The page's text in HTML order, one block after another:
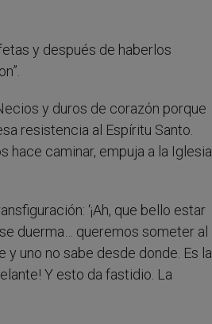
y después de haberlos
y duros de corazón porque
resistencia al Espíritu Santo.
hace caminar, empuja a la Iglesia
‘¡Ah, que bello estar
duerma… queremos someter al
y uno no sabe desde donde. Es la
Y esto da fastidio. La